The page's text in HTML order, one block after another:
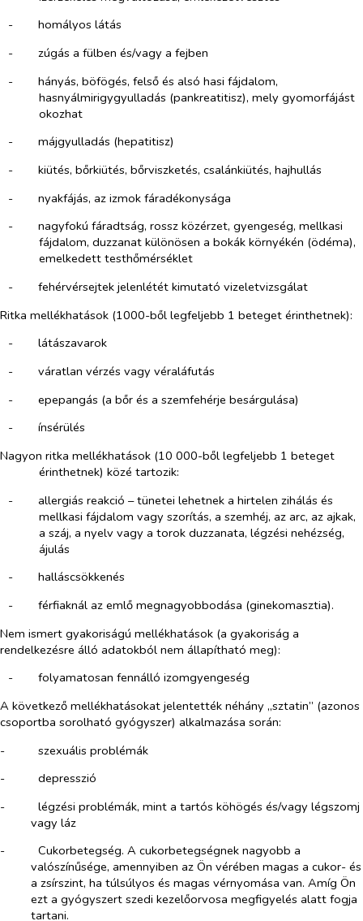
-​
homályos látás
-​
zúgás a fülben és/vagy a fejben
-​
hányás, böfögés, felső és alsó hasi fájdalom,
hasnyálmirigygyulladás (pankreatitisz), mely gyomorfájást
okozhat
-​
májgyulladás (hepatitisz)
-​
kiütés, bőrkiütés, bőrviszketés, csalánkiütés, hajhullás
-​
nyakfájás, az izmok fáradékonysága
-​
nagyfokú fáradtság, rossz közérzet, gyengeség, mellkasi
fájdalom, duzzanat különösen a bokák környékén (ödéma),
emelkedett testhőmérséklet
-​
fehérvérsejtek jelenlétét kimutató vizeletvizsgálat
Ritka mellékhatások (1000-ből legfeljebb 1 beteget érinthetnek):
-​
látászavarok
-​
váratlan vérzés vagy véraláfutás
-​
epepangás (a bőr és a szemfehérje besárgulása)
-​
ínsérülés
Nagyon ritka mellékhatások (10 000-ből legfeljebb 1 beteget
érinthetnek) közé tartozik:
-​
allergiás reakció – tünetei lehetnek a hirtelen zihálás és
mellkasi fájdalom vagy szorítás, a szemhéj, az arc, az ajkak,
a száj, a nyelv vagy a torok duzzanata, légzési nehézség,
ájulás
-​
halláscsökkenés
-​
férfiaknál az emlő megnagyobbodása (ginekomasztia).
Nem ismert gyakoriságú mellékhatások (a gyakoriság a
rendelkezésre álló adatokból nem állapítható meg):
-​
folyamatosan fennálló izomgyengeség
A következő mellékhatásokat jelentették néhány „sztatin” (azonos
csoportba sorolható gyógyszer) alkalmazása során:
-​
szexuális problémák
-​
depresszió
-​
légzési problémák, mint a tartós köhögés és/vagy légszomj
vagy láz
-​
Cukorbetegség. A cukorbetegségnek nagyobb a
valószínűsége, amennyiben az Ön vérében magas a cukor- és
a zsírszint, ha túlsúlyos és magas vérnyomása van. Amíg Ön
ezt a gyógyszert szedi kezelőorvosa megfigyelés alatt fogja
tartani.